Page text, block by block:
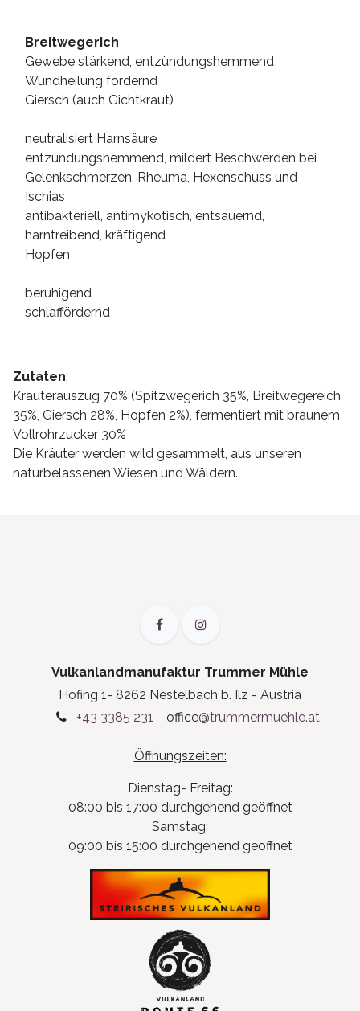
Breitwegerich
Gewebe stärkend, entzündungshemmend
Wundheilung fördernd
Giersch (auch Gichtkraut)
neutralisiert Harnsäure
entzündungshemmend, mildert Beschwerden bei
Gelenkschmerzen, Rheuma, Hexenschuss und
Ischias
antibakteriell, antimykotisch, entsäuernd,
harntreibend, kräftigend
Hopfen
beruhigend
schlaffördernd
Zutaten:
Kräuterauszug 70% (Spitzwegerich 35%, Breitwegereich
35%, Giersch 28%, Hopfen 2%), fermentiert mit braunem
Vollrohrzucker 30%
Die Kräuter werden wild gesammelt, aus unseren
naturbelassenen Wiesen und Wäldern.
Vulkanlandmanufaktur Trummer Mühle
Hofing 1- 8262 Nestelbach b. Ilz - Austria
+43 3385 231
office@trummermuehle.at
Öffnungszeiten:
Dienstag- Freitag:
08:00 bis 17:00 durchgehend geöffnet
Samstag:
09:00 bis 15:00 durchgehend geöffnet